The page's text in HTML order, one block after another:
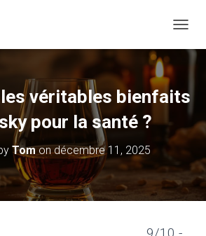
véritables bienfaits
pour la santé ?
Tomondécembre 11, 2025